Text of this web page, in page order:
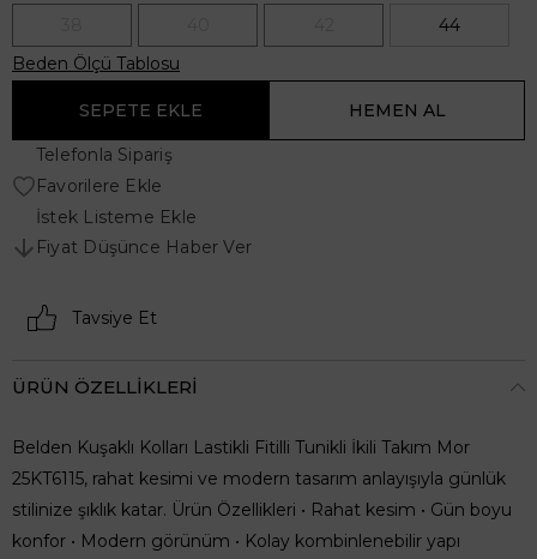
44
Beden Ölçü Tablosu
Telefonla Sipariş
Favorilere Ekle
İstek Listeme Ekle
Fiyat Düşünce Haber Ver
Tavsiye Et
ÜRÜN ÖZELLIKLERI
Belden Kuşaklı Kolları Lastikli Fitilli Tunikli İkili Takım Mor
25KT6115, rahat kesimi ve modern tasarım anlayışıyla günlük
stilinize şıklık katar. Ürün Özellikleri • Rahat kesim • Gün boyu
konfor • Modern görünüm • Kolay kombinlenebilir yapı